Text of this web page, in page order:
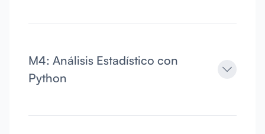
M4: Análisis Estadístico con
Python